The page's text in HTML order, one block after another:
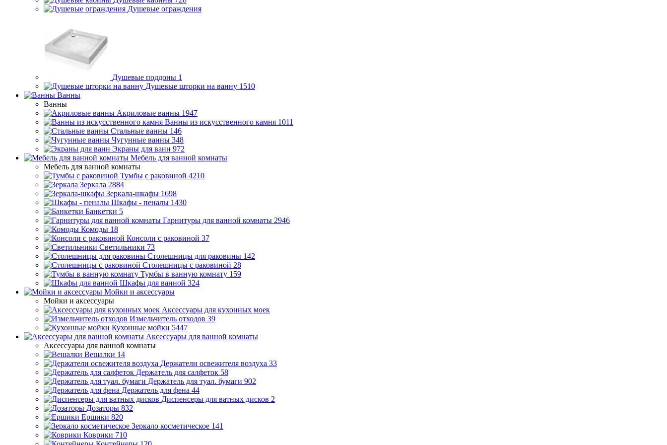
Душевые ограждения
Душевые поддоны 1
Душевые шторки на ванну 1510
Ванны
Ванны
Акриловые ванны 1947
Ванны из искусственного камня 1011
Стальные ванны 146
Чугунные ванны 348
Экраны для ванн 972
Мебель для ванной комнаты
Мебель для ванной комнаты
Тумбы с раковиной 4210
Зеркала 2884
Зеркала-шкафы 1698
Шкафы - пеналы 1430
Банкетки 5
Гарнитуры для ванной комнаты 2946
Комоды 18
Консоли с раковиной 37
Светильники 73
Столешницы для раковины 142
Столешницы с раковиной 28
Тумбы в ванную комнату 159
Шкафы для ванной 324
Мойки и аксессуары
Мойки и аксессуары
Аксессуары для кухонных моек
Измельчитель отходов 39
Кухонные мойки 5447
Аксессуары для ванной комнаты
Аксессуары для ванной комнаты
Вешалки 14
Держатели освежителя воздуха 33
Держатель для салфеток 58
Держатель для туал. бумаги 902
Держатель для фена 44
Диспенсеры для ватных дисков 2
Дозаторы 832
Ершики 820
Зеркало косметическое 141
Коврики 710